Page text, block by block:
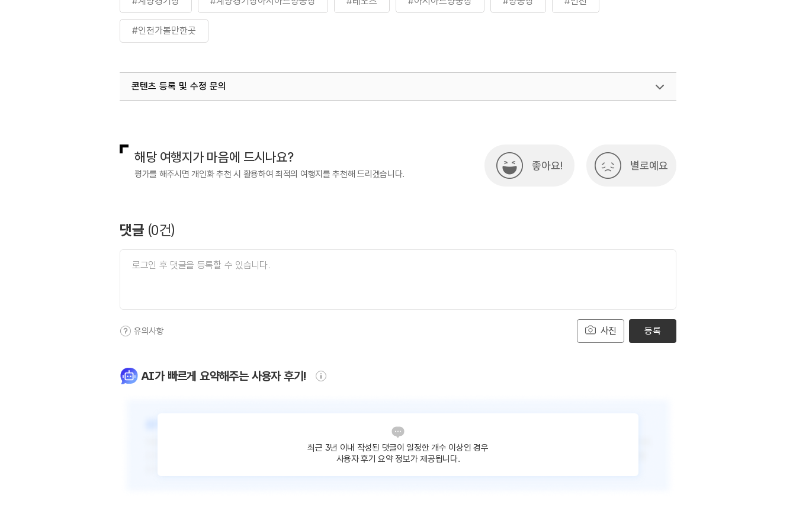
#인천가볼만한곳
콘텐츠 등록 및 수정 문의
해당 여행지가 마음에 드시나요?
평가를 해주시면 개인화 추천 시 활용하여 최적의 여행지를 추천해 드리겠습니다.
좋아요! 별로예요
댓글 (0건)
사진
유의사항 등록
AI가 빠르게 요약해주는 사용자 후기!
최근 3년 이내 작성된 댓글이 일정한 개수 이상인 경우
사용자 후기 요약 정보가 제공됩니다.